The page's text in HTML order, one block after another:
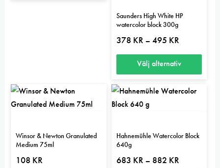
Saunders High White HP
watercolor block 300g
378 KR – 495 KRPrisintervall:
till
495 kr
Välj alternativ
här
produkten
flera
varianter.
De
Winsor & Newton Granulated
Medium 75ml
108 KR
Hahnemühle Watercolor Block
640g
683 KR – 882 KRPrisintervall: